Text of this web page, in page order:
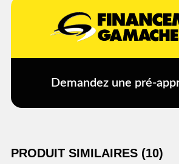
Demandez une pré-
PRODUIT SIMILAIRES (10)